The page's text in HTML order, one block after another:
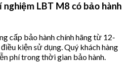
LBT M8 có bảo hành
cấp bảo hành chính hãng từ 12-
kiện sử dụng. Quý khách hàng
phí trong thời gian bảo hành.